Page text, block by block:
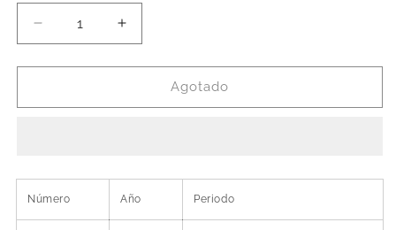
Reducir
cantidad
para
dioses
Aumentar
cantidad
para
dioses
Agotado
Número Año Periodo